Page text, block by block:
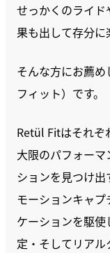
せっかくのライ
果も出して存分に
そんな方にお薦
フィット）です。
Retül Fitはそれぞ
大限のパフォー
ションを見つけ出
モーションキャ
ケーションを駆
定・そしてリアル